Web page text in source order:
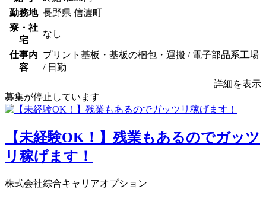
勤務地 長野県 信濃町
寮・社
宅
なし
仕事内
容
プリント基板・基板の梱包・運搬 / 電子部品系工場
/ 日勤
詳細を表示
募集が停止しています
【未経験OK！】残業もあるのでガッツ
リ稼げます！
株式会社綜合キャリアオプション